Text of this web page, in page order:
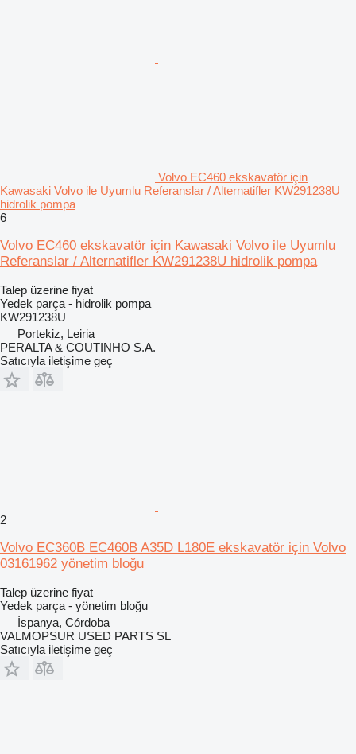
Volvo EC460 ekskavatör için
Kawasaki Volvo ile Uyumlu Referanslar / Alternatifler KW291238U
hidrolik pompa
6
Volvo EC460 ekskavatör için Kawasaki Volvo ile Uyumlu
Referanslar / Alternatifler KW291238U hidrolik pompa
Talep üzerine fiyat
Yedek parça - hidrolik pompa
KW291238U
Portekiz, Leiria
PERALTA & COUTINHO S.A.
Satıcıyla iletişime geç
2
Volvo EC360B EC460B A35D L180E ekskavatör için Volvo
03161962 yönetim bloğu
Talep üzerine fiyat
Yedek parça - yönetim bloğu
İspanya, Córdoba
VALMOPSUR USED PARTS SL
Satıcıyla iletişime geç